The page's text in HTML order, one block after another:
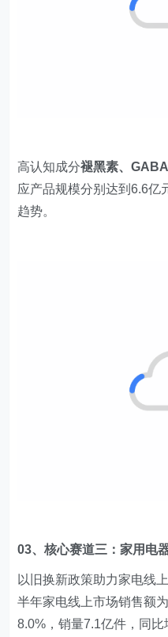
高认知成分褪黑素、GABA
应产品规模分别达到6.6亿
趋势。
03、核心赛道三：家用电
以旧换新政策助力家电线
半年家电线上市场销售额
8.0%，销量7.1亿件，同比